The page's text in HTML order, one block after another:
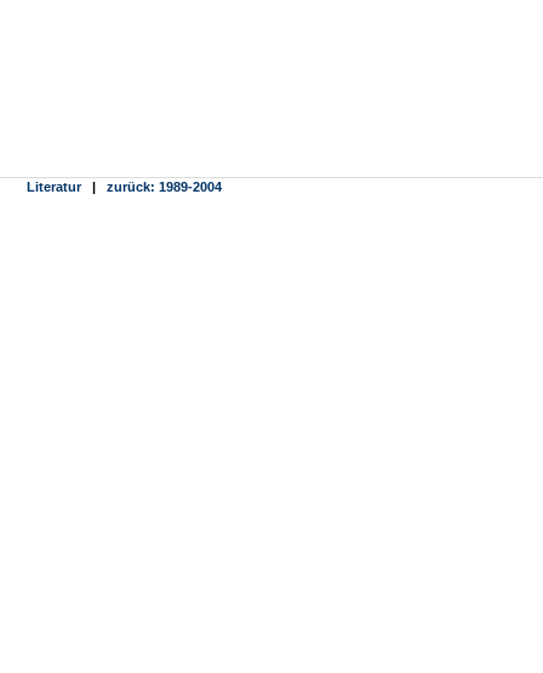
Literatur| zurück: 1989-2004